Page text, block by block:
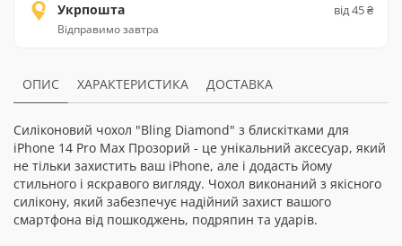
Укрпошта
Відправимо завтра
від 45 ₴
ОПИС ХАРАКТЕРИСТИКА ДОСТАВКА
Силіконовий чохол "Bling Diamond" з блискітками для
iPhone 14 Pro Max Прозорий - це унікальний аксесуар, який
не тільки захистить ваш iPhone, але і додасть йому
стильного і яскравого вигляду. Чохол виконаний з якісного
силікону, який забезпечує надійний захист вашого
смартфона від пошкоджень, подряпин та ударів.